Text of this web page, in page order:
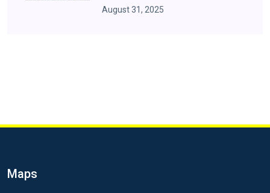
August 31, 2025
Maps